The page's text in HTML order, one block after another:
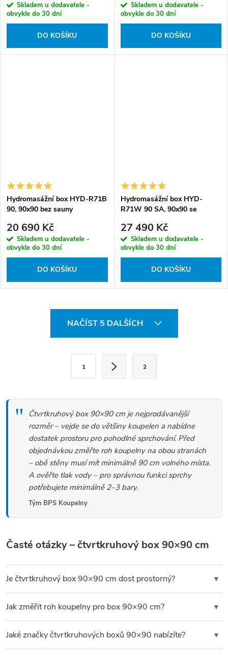
Skladem u dodavatele -
obvykle do 30 dní
DO KOŠÍKU
Skladem u dodavatele -
obvykle do 30 dní
DO KOŠÍKU
Hydromasážní box HYD-R71B
90, 90x90 bez sauny
20 690 Kč
Skladem u dodavatele -
obvykle do 30 dní
DO KOŠÍKU
Hydromasážní box HYD-
R71W 90 SA, 90x90 se
27 490 Kč
Skladem u dodavatele -
obvykle do 30 dní
DO KOŠÍKU
a
v
ý
p
i
s
u
NAČÍST 5 DALŠÍCH
í
1 2
Čtvrtkruhový box 90×90 cm je nejprodávanější
rozměr – vejde se do většiny koupelen a nabídne
dostatek prostoru pro pohodlné sprchování. Před
objednávkou změřte roh koupelny na obou stranách
– obě stěny musí mít minimálně 90 cm volného místa.
A ověřte tlak vody – pro správnou funkci sprchy
potřebujete minimálně 2–3 bary.
Tým BPS Koupelny
Časté otázky – čtvrtkruhový box 90×90 cm
Je čtvrtkruhový box 90×90 cm dost prostorný? ▼
prostoru pro sprchování bez pocitu stísněnosti. Čtvrtkruhový
tvar má o něco méně vnitřního prostoru než čtvercový box
stejného rozměru kvůli zaoblení dveří, ale vizuálně zabírá méně
místa v koupelně.
Jak změřit roh koupelny pro box 90×90 cm? ▼
volného místaod rohu ke stěně nebo překážce. Zkontrolujte
také prostor pro otevření dveří – posuvné dveře nepotřebují
Jaké značky čtvrtkruhových boxů 90×90 nabízíte? ▼